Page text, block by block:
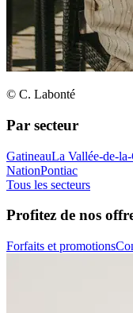
© C. Labonté
Par secteur
GatineauLa Vallée-de-
NationPontiac
Tous les secteurs
Profitez de nos
Forfaits et promotions